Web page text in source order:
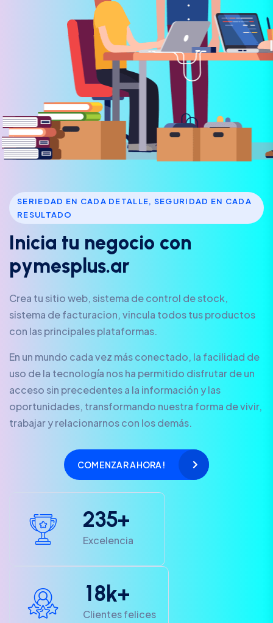
SERIEDAD EN CADA DETALLE, SEGURIDAD EN CADA
RESULTADO
Inicia tu negocio con
pymesp us.ar
Crea tu sitio web, sistema de control de stock,
sistema de facturacion, vincula todos tus productos
con las principales plataformas.
En un mundo cada vez más conectado, la facilidad de
uso de la tecnología nos ha permitido disfrutar de un
acceso sin precedentes a la información y las
oportunidades, transformando nuestra forma de vivir,
trabajar y relacionarnos con los demás.
COMENZAR AHORA!
235+
Excelencia
18k+
Clientes felices